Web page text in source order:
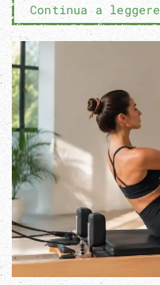
Continua a leggere